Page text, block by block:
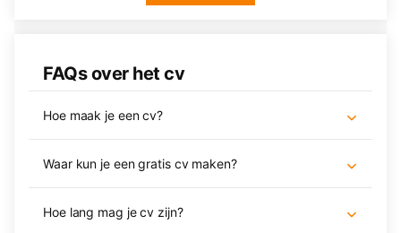
FAQs over het cv
Hoe maak je een cv?
Waar kun je een gratis cv maken?
Hoe lang mag je cv zijn?